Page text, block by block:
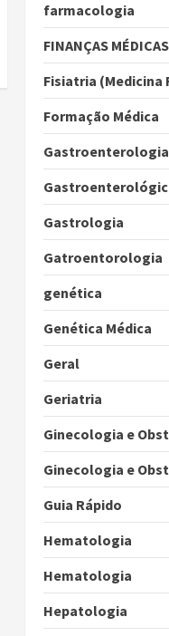
farmacologia
FINANÇAS MÉDICAS
Fisiatria (Medicina
Formação Médica
Gastroenterologia
Gastrologia
Gatroentorologia
genética
Genética Médica
Geral
Geriatria
Ginecologia e
Ginecologia e
Guia Rápido
Hematologia
Hematologia
Hepatologia